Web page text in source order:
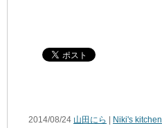
2014/08/24 山田にら | Niki's kitchen